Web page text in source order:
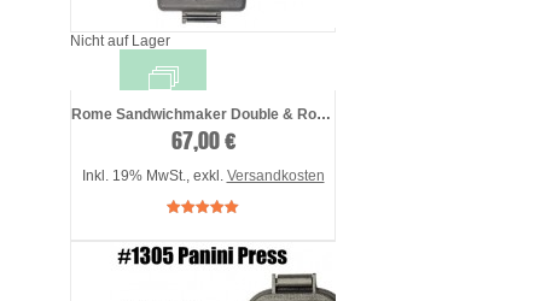
Nicht auf Lager
Rome Sandwichmaker Double & Rome Waf ...
67,00 €
Inkl. 19% MwSt. exkl. Versandkosten